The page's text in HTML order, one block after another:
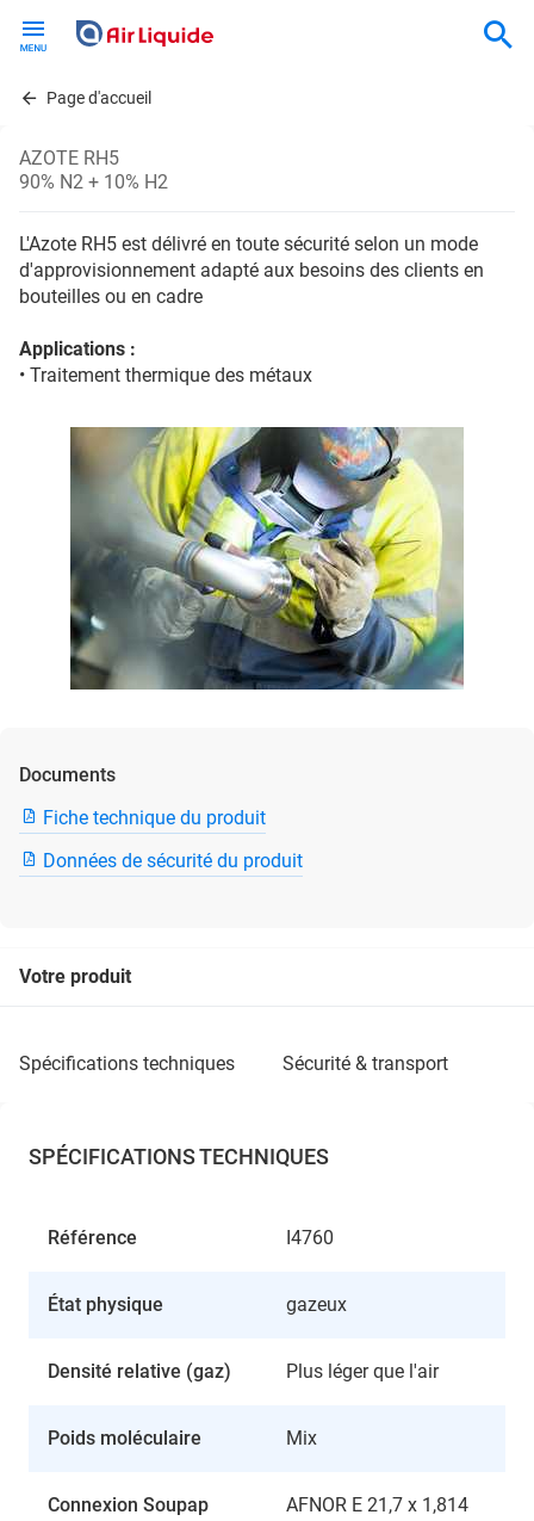
contentPage d'accueil
AZOTE RH5
90% N2 + 10% H2
L'Azote RH5 est délivré en toute sécurité selon un mode
d'approvisionnement adapté aux besoins des clients en
bouteilles ou en cadre
Applications :
• Traitement thermique des métaux
Documents
Fiche technique du produit
Données de sécurité du produit
Votre produit
spécifications techniques sécurité & transport
SPÉCIFICATIONS TECHNIQUES
Référence I4760
État physique gazeux
Densité relative (gaz) Plus léger que l'air
Poids moléculaire Mix
Connexion Soupap
AFNOR E 21,7 x 1,814